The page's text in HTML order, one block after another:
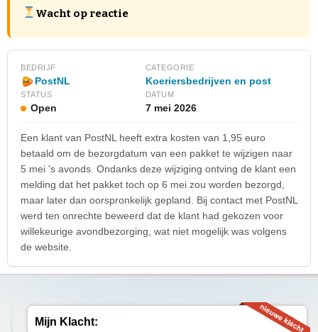
Wacht op reactie
BEDRIJF
PostNL
CATEGORIE
Koeriersbedrijven en post
STATUS
Open
DATUM
7 mei 2026
Een klant van PostNL heeft extra kosten van 1,95 euro
betaald om de bezorgdatum van een pakket te wijzigen naar
5 mei 's avonds. Ondanks deze wijziging ontving de klant een
melding dat het pakket toch op 6 mei zou worden bezorgd,
maar later dan oorspronkelijk gepland. Bij contact met PostNL
werd ten onrechte beweerd dat de klant had gekozen voor
willekeurige avondbezorging, wat niet mogelijk was volgens
de website.
Mijn Klacht: